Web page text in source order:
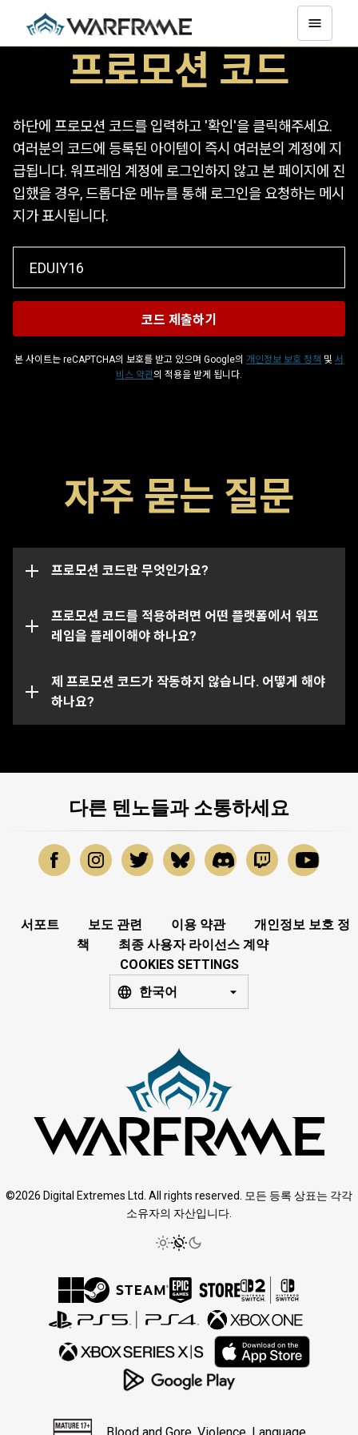
프로모션 코드
하단에 프로모션 코드를 입력하고 '확인'을 클릭해주세요.
여러분의 코드에 등록된 아이템이 즉시 여러분의 계정에 지
급됩니다. 워프레임 계정에 로그인하지 않고 본 페이지에 진
입했을 경우, 드롭다운 메뉴를 통해 로그인을 요청하는 메시
지가 표시됩니다.
본 사이트는 reCAPTCHA의 보호를 받고 있으며 Google의 개인정보 보호 정책 및 서
비스 약관의 적용을 받게 됩니다.
자주 묻는 질문
프로모션 코드란 무엇인가요?
이템을 해금할 수 있는 특수 코드입니다. 코드에는 일반적
으로 해당 날짜까지 사용할 수 있는 만료일이 존재하며 만
계정에 한정으로 연결될 수도 있으며, 이 경우 본래 코드가
전송된 계정에서만 작동됩니다.
프로모션 코드를 적용하려면 어떤 플랫폼에서 워프
레임을 플레이해야 하나요?
이 프로모션 코드 페이지에서는 여러분의 워프레임 계정이
참조해주시기 바랍니다. 여러분이 선택한 플랫폼에 연결된
계정에 올바르게 로그인되어 있는지 꼭 확인해주세요.
제 프로모션 코드가 작동하지 않습니다. 어떻게 해야
하나요?
있습니다. 특정 문제에 대한 추가 지원이 필요하신 경우,서
포트 팀에 문의를 제출해주세요.
다른 텐노들과 소통하세요
서포트 보도 관련 이용 약관
개인정보 보호 정
책
최종 사용자 라이선스 계약
COOKIES SETTINGS
한국어
©2026 Digital Extremes Ltd. All rights reserved. 모든 등록 상표는 각각
소유자의 자산입니다.